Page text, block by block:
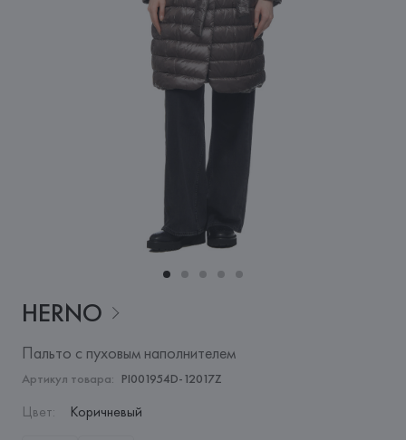
HERNO
Пальто с пуховым наполнителем
Артикул товара: PI001954D-12017Z
Цвет: Коричневый